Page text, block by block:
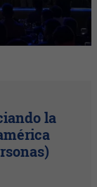
la